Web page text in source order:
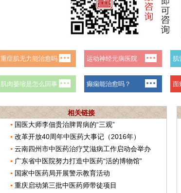
相关链接
国医大师李佃贵治脾胃病的“三观”
改革开放40周年中医药大事记（2016年）
云南四州市中医药治疗艾滋病工作启动会举办
广东省中医院努力打造中医药“活的博物馆”
国家中医药局开展警示教育活动
重庆启动第三批中医药师带徒项目